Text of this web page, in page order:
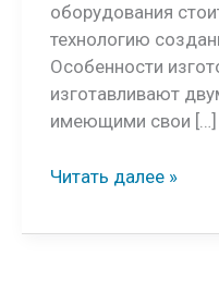
оборудования
технологию
Особенности
изготавливают
имеющими свои […]
Оборудование
производства
Читать далее »